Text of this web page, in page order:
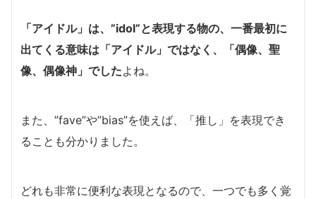
「アイドル」は、”idol”と表現する物の、一番最初に
出てくる意味は「アイドル」ではなく、「偶像、聖
像、偶像神」でしたよね。
また、”fave”や”bias”を使えば、「推し」を表現でき
ることも分かりました。
どれも非常に便利な表現となるので、一つでも多く覚